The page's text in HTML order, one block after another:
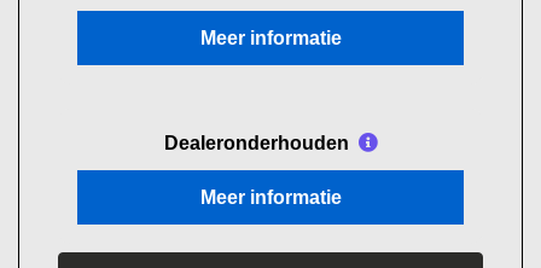
Meer informatie
Dealeronderhouden
Meer informatie